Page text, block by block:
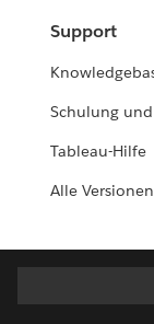
Support
Schulung
Tableau-Hilfe
Alle Versionen